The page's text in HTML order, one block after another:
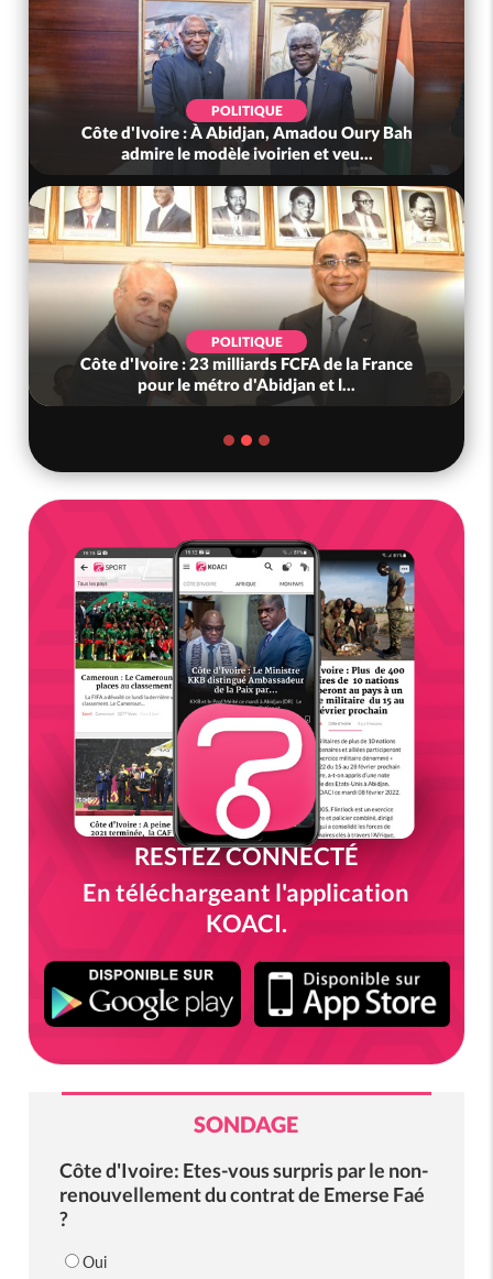
POLITIQUE
Côte d'Ivoire : À Abidjan, Amadou Oury Bah
admire le modèle ivoirien et veu...
POLITIQUE
Côte d'Ivoire : 23 milliards FCFA de la France
pour le métro d'Abidjan et l...
RESTEZ CONNECTÉ
En téléchargeant l'application
KOACI.
SONDAGE
Côte d'Ivoire: Etes-vous surpris par le non-
renouvellement du contrat de Emerse Faé
?
Oui